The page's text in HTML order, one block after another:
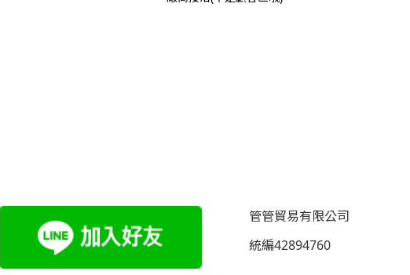
管管貿易有限公司
統編42894760